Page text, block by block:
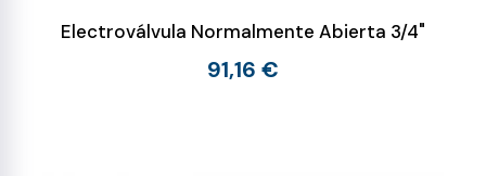
Electroválvula Normalmente Abierta 3/4"
91,16 €